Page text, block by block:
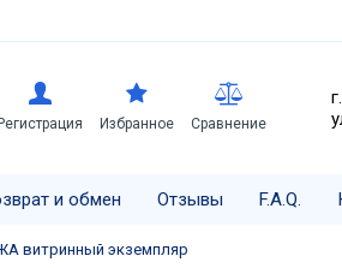
Регистрация Избранное Сравнение
и обмен Отзывы F.A.Q.
витринный экземпляр